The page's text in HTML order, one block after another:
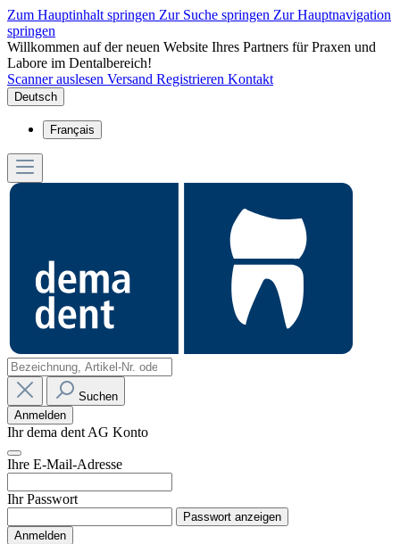
Zum Hauptinhalt springen Zur Suche springen Zur Hauptnavigation
springen
Willkommen auf der neuen Website Ihres Partners für Praxen und
Labore im Dentalbereich!
Scanner auslesen Versand Registrieren Kontakt
Deutsch
Français
Suchen
Anmelden
Ihr dema dent AG Konto
Ihre E-Mail-Adresse
Ihr Passwort
Passwort anzeigen
Anmelden